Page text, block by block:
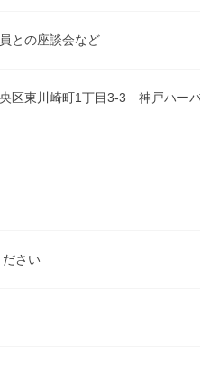
との座談会など
区東川崎町1丁目3-3 神戸ハー
ださい